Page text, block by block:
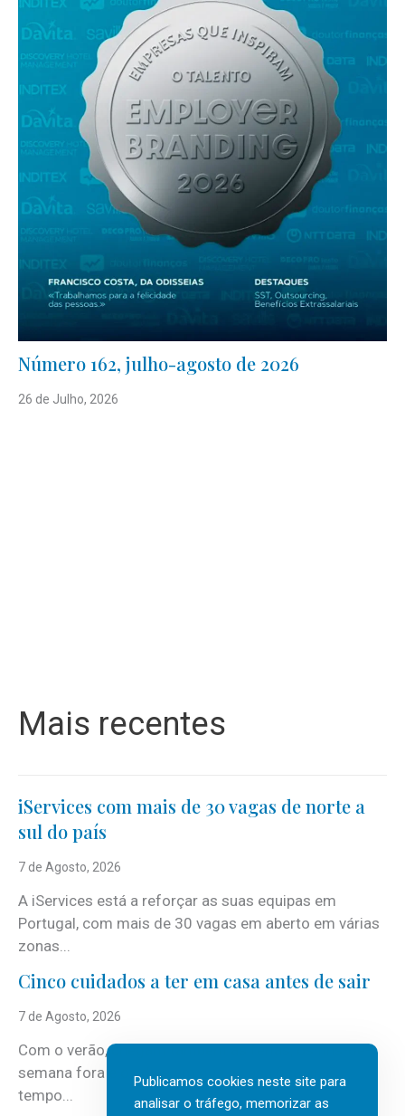
Número 162, julho-agosto de 2026
26 de Julho, 2026
Mais recentes
iServices com mais de 30 vagas de norte a
sul do país
7 de Agosto, 2026
A iServices está a reforçar as suas equipas em
Portugal, com mais de 30 vagas em aberto em várias
zonas...
Cinco cuidados a ter em casa antes de sair
7 de Agosto, 2026
Com o verão, chegam também as férias, os fins-de-
semana fora e os dias em que a casa fica mais
tempo...
Publicamos cookies neste site para
analisar o tráfego, memorizar as